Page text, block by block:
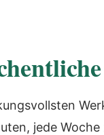
jede